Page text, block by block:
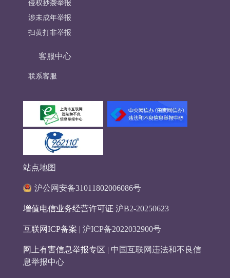
侵权抄袭举报
涉未成年举报
扫黄打非举报
客服中心
联系客服
站点地图
沪公网安备31011802006086号
增值电信业务经营许可证 沪B2-20250623
互联网ICP备案 | 沪ICP备2022032900号
网上有害信息举报专区 | 中国互联网违法和不良信
息举报中心